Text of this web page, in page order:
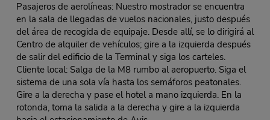
Pasajeros de aerolíneas: Nuestro mostrador se encuentra
en la sala de llegadas de vuelos nacionales, justo después
del área de recogida de equipaje. Desde allí, se lo dirigirá al
Centro de alquiler de vehículos; gire a la izquierda después
de salir del edificio de la Terminal y siga los carteles.
Cliente local: Salga de la M8 rumbo al aeropuerto. Siga el
sistema de una sola vía hasta los semáforos peatonales.
Gire a la derecha y pase el hotel a mano izquierda. En la
rotonda, toma la salida a la derecha y gire a la izquierda